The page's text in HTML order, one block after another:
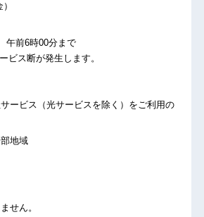
前6時00分まで
ビス断が発生します。
ービス（光サービスを除く）をご利用の
地域
せん。